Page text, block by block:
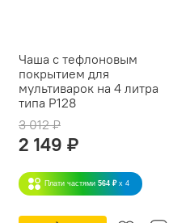
Чаша с тефлоновым
покрытием для
мультиварок на 4 литра
типа P128
3 012 ₽
2 149 ₽
Плати частями 564 ₽ x 4